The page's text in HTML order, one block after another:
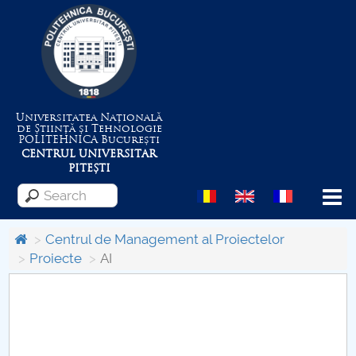
Universitatea Națională
de Știință și Tehnologie
POLITEHNICABucurești
CENTRUL UNIVERSITAR
PITEȘTI
Menu
About the University
Centrul de Management al Proiectelor
Proiecte
AI